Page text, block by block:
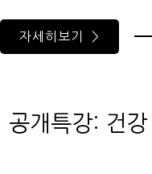
자세히보기 >
공개특강: 건